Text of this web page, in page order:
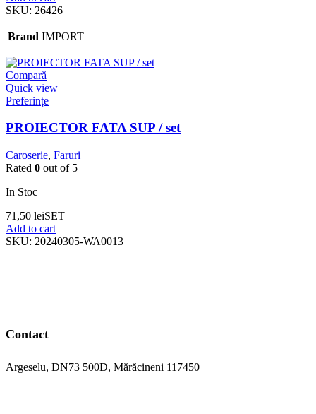
SKU: 26426
Brand IMPORT
Compară
Quick view
Preferințe
PROIECTOR FATA SUP / set
Caroserie, Faruri
Rated 0 out of 5
In Stoc
71,50 leiSET
Add to cart
SKU: 20240305-WA0013
Contact
Argeselu, DN73 500D, Mărăcineni 117450